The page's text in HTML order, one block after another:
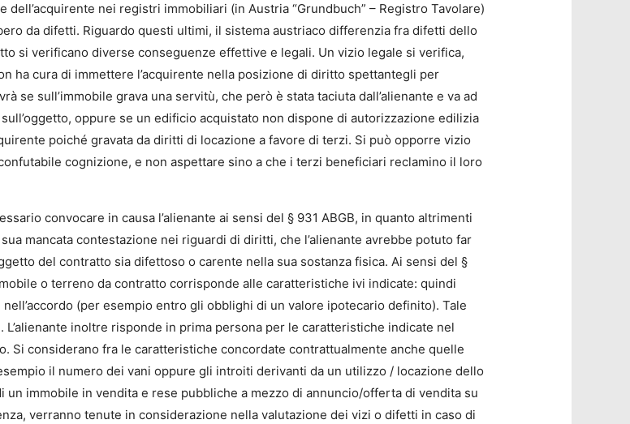
nei registri immobiliari (in Austria “Grundbuch” – Registro Tavolare)
da difetti. Riguardo questi ultimi, il sistema austriaco differenzia fra difetti dello
si verificano diverse conseguenze effettive e legali. Un vizio legale si verifica,
ha cura di immettere l’acquirente nella posizione di diritto spettantegli per
se sull’immobile grava una servitù, che però è stata taciuta dall’alienante e va ad
oppure se un edificio acquistato non dispone di autorizzazione edilizia
poiché gravata da diritti di locazione a favore di terzi. Si può opporre vizio
cognizione, e non aspettare sino a che i terzi beneficiari reclamino il loro
convocare in causa l’alienante ai sensi del § 931 ABGB, in quanto altrimenti
mancata contestazione nei riguardi di diritti, che l’alienante avrebbe potuto far
del contratto sia difettoso o carente nella sua sostanza fisica. Ai sensi del §
o terreno da contratto corrisponde alle caratteristiche ivi indicate: quindi
(per esempio entro gli obblighi di un valore ipotecario definito). Tale
inoltre risponde in prima persona per le caratteristiche indicate nel
Si considerano fra le caratteristiche concordate contrattualmente anche quelle
il numero dei vani oppure gli introiti derivanti da un utilizzo / locazione dello
immobile in vendita e rese pubbliche a mezzo di annuncio/offerta di vendita su
verranno tenute in considerazione nella valutazione dei vizi o difetti in caso di